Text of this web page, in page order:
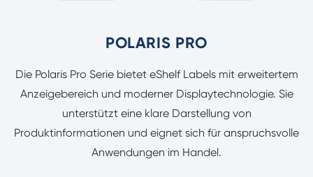
POLARIS PRO
Die Polaris Pro Serie bietet eShelf Labels mit erweitertem
Anzeigebereich und moderner Displaytechnologie. Sie
unterstützt eine klare Darstellung von
Produktinformationen und eignet sich für anspruchsvolle
Anwendungen im Handel.